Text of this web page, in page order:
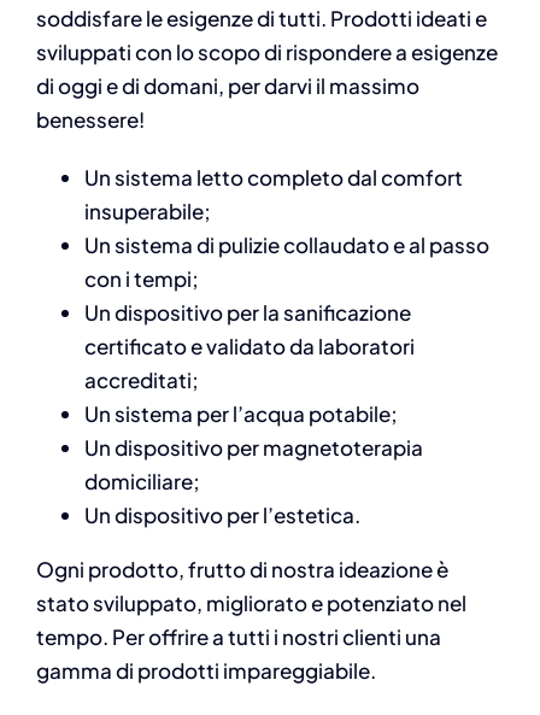
soddisfare le esigenze di tutti. Prodotti ideati e
sviluppati con lo scopo di rispondere a esigenze
di oggi e di domani, per darvi il massimo
benessere!
Un sistema letto completo dal comfort
insuperabile;
Un sistema di pulizie collaudato e al passo
con i tempi;
Un dispositivo per la sanificazione
certificato e validato da laboratori
accreditati;
Un sistema per l’acqua potabile;
Un dispositivo per magnetoterapia
domiciliare;
Un dispositivo per l’estetica.
Ogni prodotto, frutto di nostra ideazione è
stato sviluppato, migliorato e potenziato nel
tempo. Per offrire a tutti i nostri clienti una
gamma di prodotti impareggiabile.